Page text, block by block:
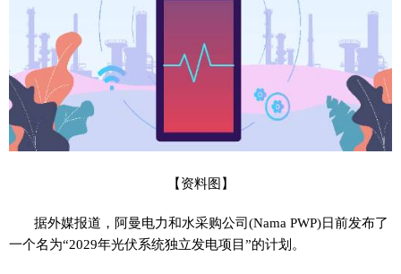
【资料图】
据外媒报道，阿曼电力和水采购公司(Nama PWP)日前发布了
一个名为“2029年光伏系统独立发电项目”的计划。